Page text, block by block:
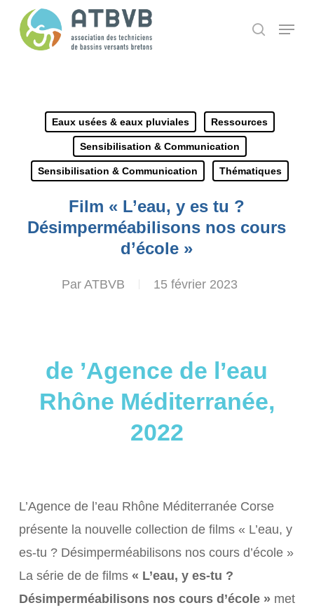
search
Menu
Eaux usées & eaux pluviales Ressources
Sensibilisation & Communication
Sensibilisation & Communication Thématiques
Film « L’eau, y es tu ?
Désimperméabilisons nos cours
d’école »
Par ATBVB 15 février 2023
de ’Agence de l’eau
Rhône Méditerranée,
2022
L’Agence de l’eau Rhône Méditerranée Corse
présente la nouvelle collection de films « L’eau, y
es-tu ? Désimperméabilisons nos cours d’école »
La série de de films « L’eau, y es-tu ?
Désimperméabilisons nos cours d’école » met
Panneau de gestion des cookies